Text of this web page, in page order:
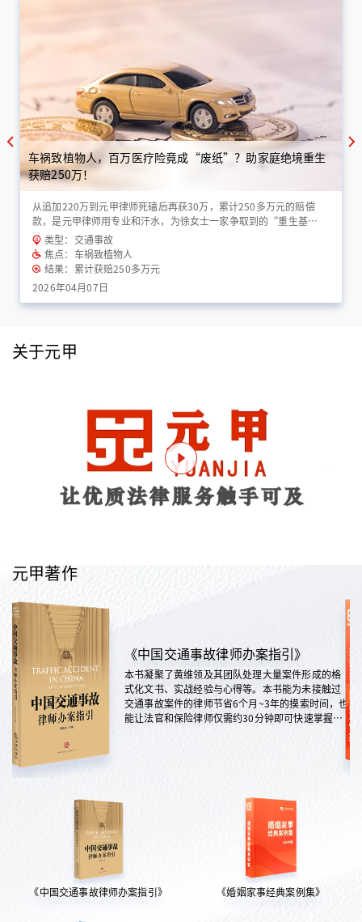
车祸致植物人，百万医疗险竟成“废纸”？助家庭绝境重生
获赔250万！
从追加220万到元甲律师死磕后再获30万，累计250多万元的赔偿
款，是元甲律师用专业和汗水，为徐女士一家争取到的“重生基
金”！
类型：交通事故
焦点：车祸致植物人
结果：累计获赔250多万元
2026年04月07日
关于元甲
元甲著作
《中国交通事故律师办案指引》
本书凝聚了黄维领及其团队处理大量案件形成的格
式化文书、实战经验与心得等。本书能为未接触过
交通事故案件的律师节省6个月~3年的摸索时间，也
能让法官和保险律师仅需约30分钟即可快速掌握案
《中国交通事故律师办案指引》 《婚姻家事经典案例集》